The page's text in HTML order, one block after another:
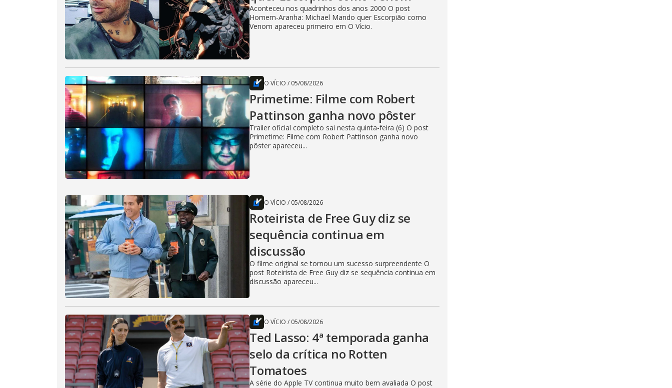
Aconteceu nos quadrinhos dos anos 2000 O post
Homem-Aranha: Michael Mando quer Escorpião como
Venom apareceu primeiro em O Vício.
O VÍCIO / 05/08/2026
Primetime: Filme com Robert
Pattinson ganha novo pôster
Trailer oficial completo sai nesta quinta-feira (6) O post
Primetime: Filme com Robert Pattinson ganha novo
pôster apareceu...
O VÍCIO / 05/08/2026
Roteirista de Free Guy diz se
sequência continua em
discussão
O filme original se tornou um sucesso surpreendente O
post Roteirista de Free Guy diz se sequência continua em
discussão apareceu...
O VÍCIO / 05/08/2026
Ted Lasso: 4ª temporada ganha
selo da crítica no Rotten
Tomatoes
A série do Apple TV continua muito bem avaliada O post